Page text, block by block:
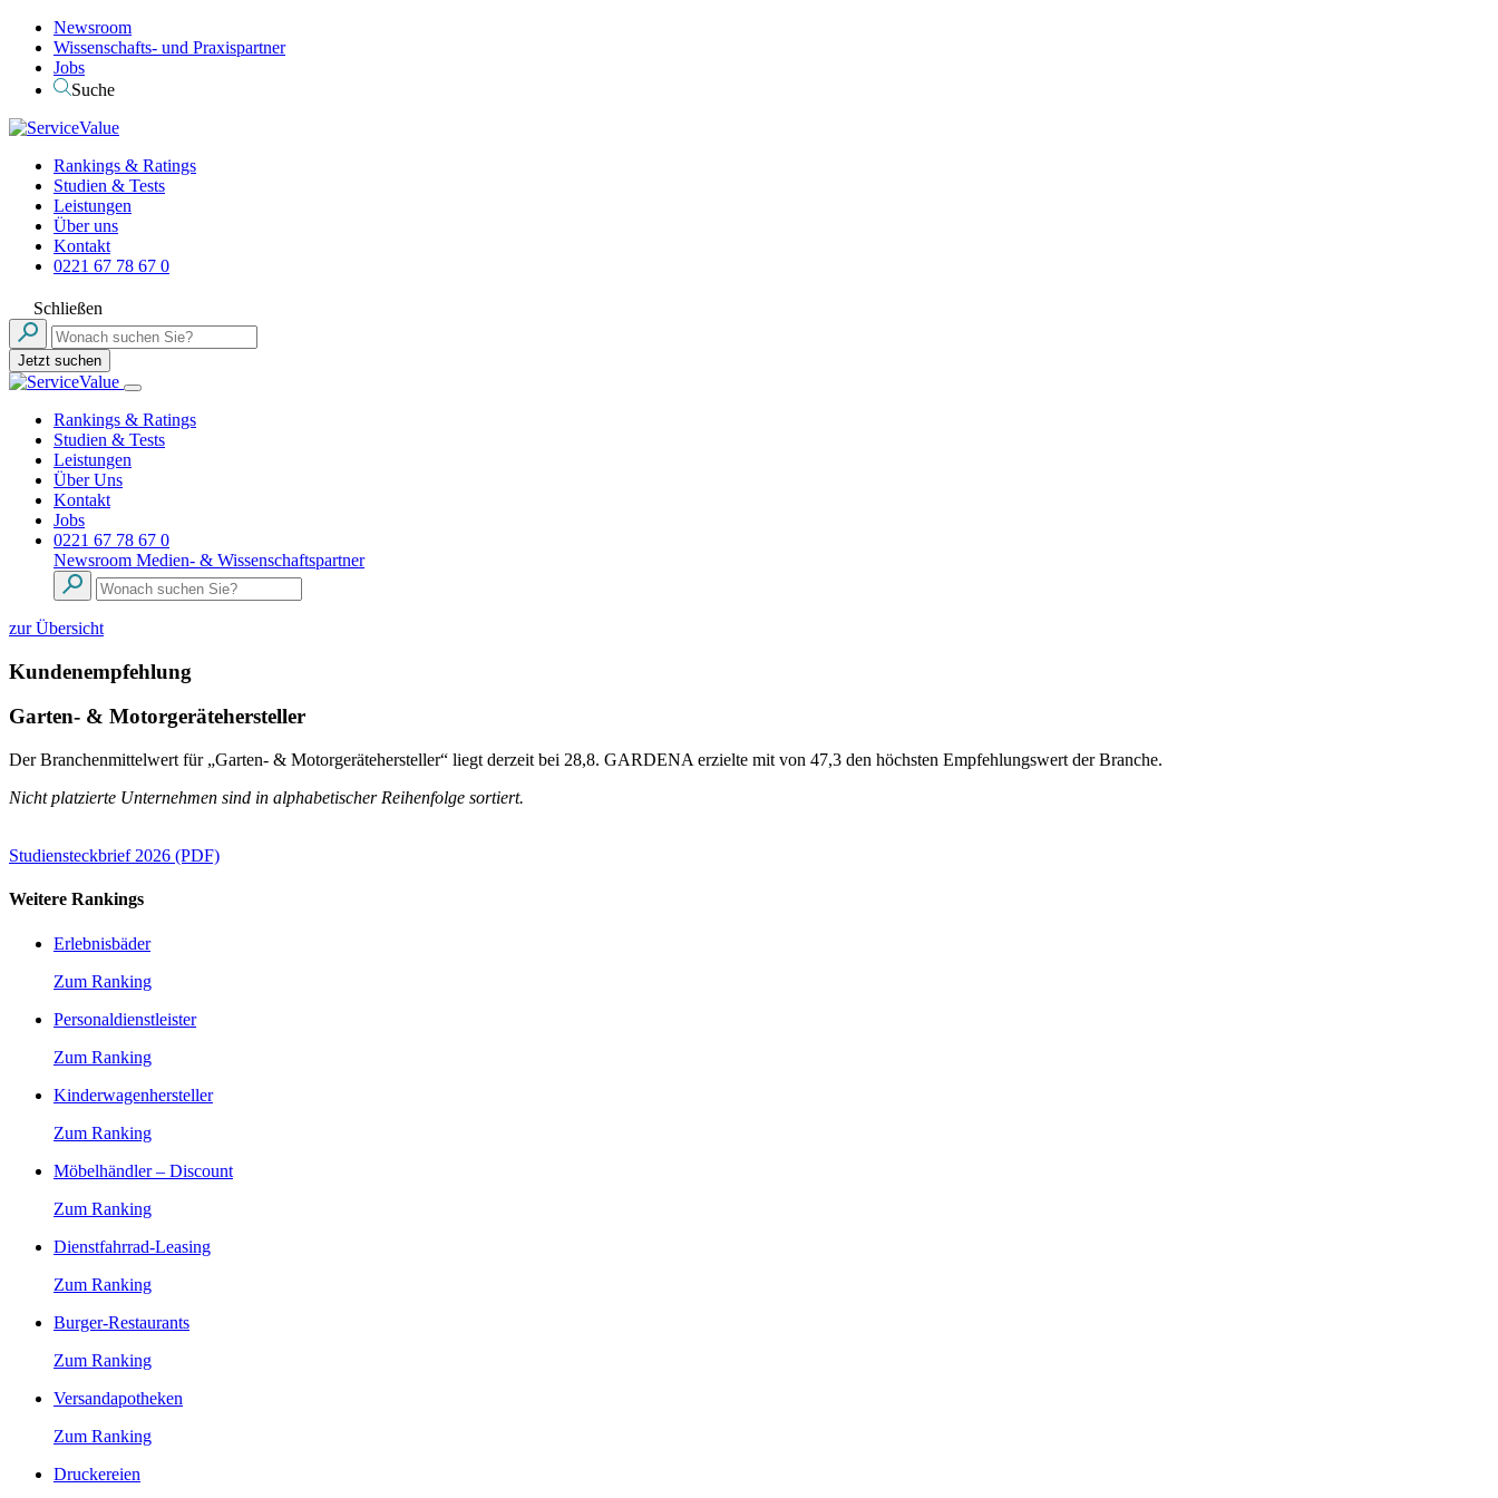
Newsroom
Wissenschafts- und Praxispartner
Jobs
Suche
Rankings & Ratings
Studien & Tests
Leistungen
Über uns
Kontakt
0221 67 78 67 0
Schließen
Jetzt suchen
Rankings & Ratings
Studien & Tests
Leistungen
Über Uns
Kontakt
Jobs
0221 67 78 67 0
Newsroom Medien- & Wissenschaftspartner
zur Übersicht
Kundenempfehlung
Garten- & Motorgerätehersteller
Der Branchenmittelwert für „Garten- & Motorgerätehersteller“ liegt derzeit bei 28,8. GARDENA erzielte mit von 47,3 den höchsten Empfehlungswert der Branche.
Nicht platzierte Unternehmen sind in alphabetischer Reihenfolge sortiert.
Studiensteckbrief 2026 (PDF)
Weitere Rankings
Erlebnisbäder
Zum Ranking
Personaldienstleister
Zum Ranking
Kinderwagenhersteller
Zum Ranking
Möbelhändler – Discount
Zum Ranking
Dienstfahrrad-Leasing
Zum Ranking
Burger-Restaurants
Zum Ranking
Versandapotheken
Zum Ranking
Druckereien